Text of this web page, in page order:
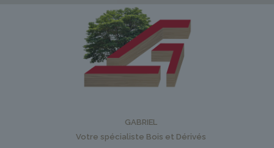
GABRIEL
Votre spécialiste Bois et Dérivés